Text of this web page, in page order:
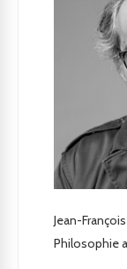
Jean-
Philosophie